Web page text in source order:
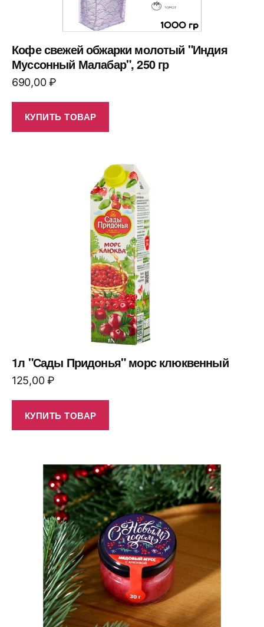
Кофе свежей обжарки молотый "Индия
Муссонный Малабар", 250 гр
690,00₽
КУПИТЬ ТОВАР
1л "Сады Придонья" морс клюквенный
125,00₽
КУПИТЬ ТОВАР